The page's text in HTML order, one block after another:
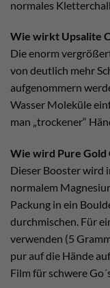
normales
Wie wirkt Upsalite
Die enorm
von deutlich mehr
aufgenommern
Wasser Moleküle
man „trockener“
Wie wird Pure Gold
Dieser Booster wird
normalem
Packung in ein
durchmischen. Für
verwenden (5
pur auf die Hände
Film für schwere